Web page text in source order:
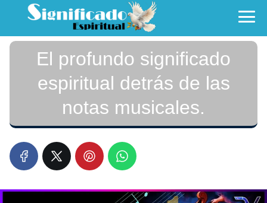
El profundo significado
espiritual detrás de las
notas musicales.